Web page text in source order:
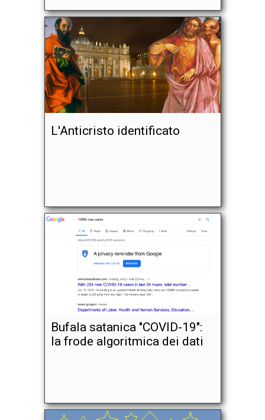
L'Anticristo identificato
Bufala satanica "COVID-19":
la frode algoritmica dei dati